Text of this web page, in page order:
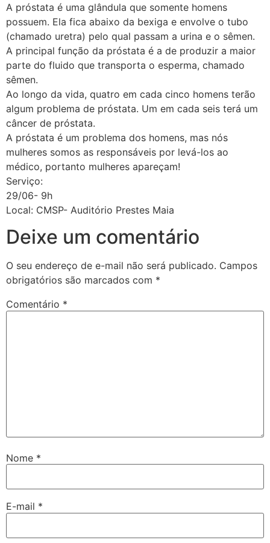
A próstata é uma glândula que somente homens
possuem. Ela fica abaixo da bexiga e envolve o tubo
(chamado uretra) pelo qual passam a urina e o sêmen.
A principal função da próstata é a de produzir a maior
parte do fluido que transporta o esperma, chamado
sêmen.
Ao longo da vida, quatro em cada cinco homens terão
algum problema de próstata. Um em cada seis terá um
câncer de próstata.
A próstata é um problema dos homens, mas nós
mulheres somos as responsáveis por levá-los ao
médico, portanto mulheres apareçam!
Serviço:
29/06- 9h
Local: CMSP- Auditório Prestes Maia
Deixe um comentário
O seu endereço de e-mail não será publicado. Campos
obrigatórios são marcados com *
Comentário *
Nome *
E-mail *